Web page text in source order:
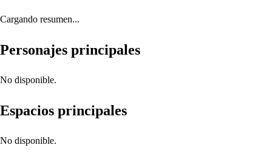
Cargando resumen...
Personajes principales
No disponible.
Espacios principales
No disponible.